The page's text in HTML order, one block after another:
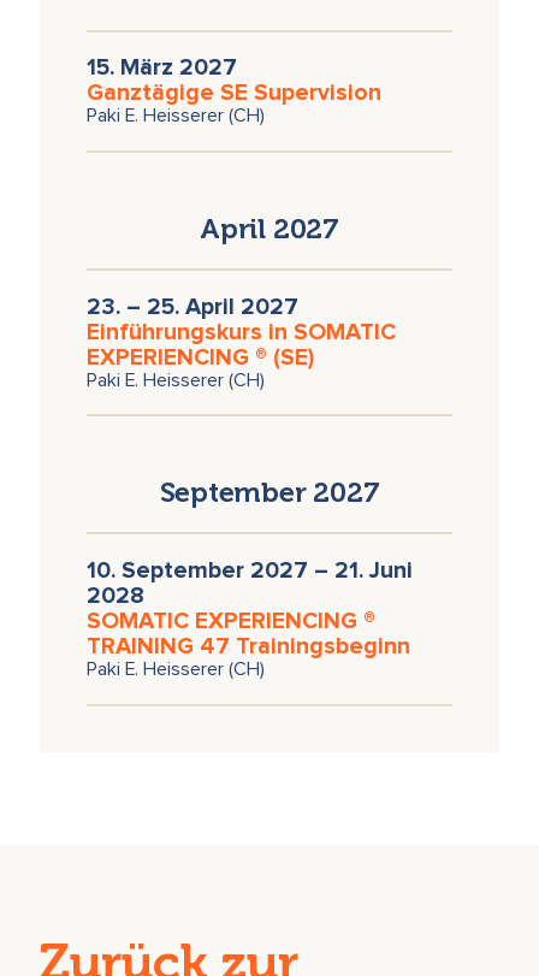
15. März 2027
Ganztägige SE Supervision
Paki E. Heisserer (CH)
April 2027
23. – 25. April 2027
Einführungskurs in SOMATIC
EXPERIENCING ® (SE)
Paki E. Heisserer (CH)
September 2027
10. September 2027 – 21. Juni
2028
SOMATIC EXPERIENCING ®
TRAINING 47 Trainingsbeginn
Paki E. Heisserer (CH)
Zurück zur